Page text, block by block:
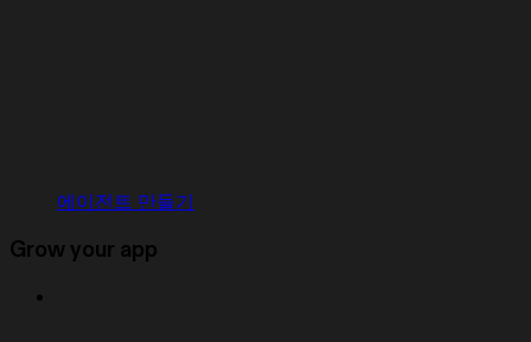
에이전트 만들기
Grow your app